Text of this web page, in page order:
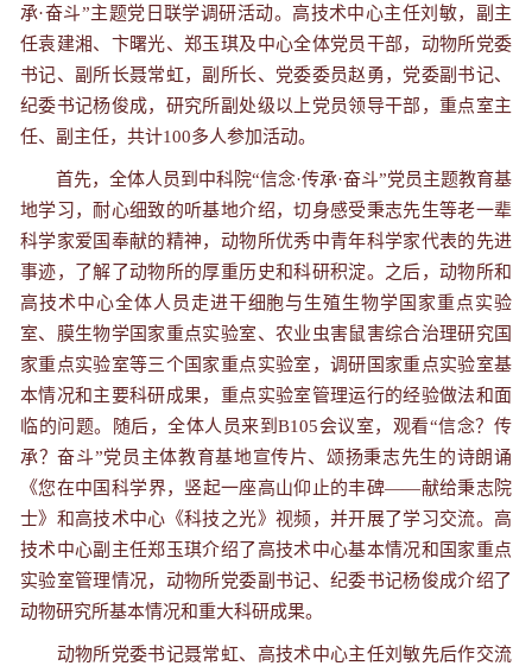
承·奋斗”主题党日联学调研活动。高技术中心主任刘敏，副主
任袁建湘、卞曙光、郑玉琪及中心全体党员干部，动物所党委
书记、副所长聂常虹，副所长、党委委员赵勇，党委副书记、
纪委书记杨俊成，研究所副处级以上党员领导干部，重点室主
任、副主任，共计100多人参加活动。
首先，全体人员到中科院“信念·传承·奋斗”党员主题教育基
地学习，耐心细致的听基地介绍，切身感受秉志先生等老一辈
科学家爱国奉献的精神，动物所优秀中青年科学家代表的先进
事迹，了解了动物所的厚重历史和科研积淀。之后，动物所和
高技术中心全体人员走进干细胞与生殖生物学国家重点实验
室、膜生物学国家重点实验室、农业虫害鼠害综合治理研究国
家重点实验室等三个国家重点实验室，调研国家重点实验室基
本情况和主要科研成果，重点实验室管理运行的经验做法和面
临的问题。随后，全体人员来到B105会议室，观看“信念？传
承？奋斗”党员主体教育基地宣传片、颂扬秉志先生的诗朗诵
《您在中国科学界，竖起一座高山仰止的丰碑——献给秉志院
士》和高技术中心《科技之光》视频，并开展了学习交流。高
技术中心副主任郑玉琪介绍了高技术中心基本情况和国家重点
实验室管理情况，动物所党委副书记、纪委书记杨俊成介绍了
动物研究所基本情况和重大科研成果。
动物所党委书记聂常虹、高技术中心主任刘敏先后作交流